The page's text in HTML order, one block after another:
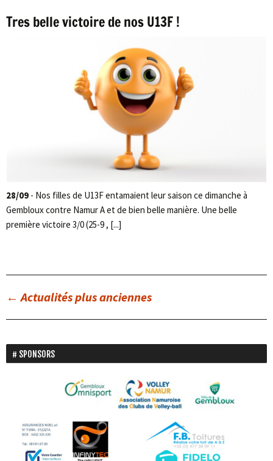
Tres belle victoire de nos U13F !
28/09 - Nos filles de U13F entamaient leur saison ce dimanche à
Gembloux contre Namur A et de bien belle manière. Une belle
première victoire 3/0 (25-9 , [...]
← Actualités plus anciennes
SPONSORS